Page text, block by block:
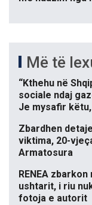
Më të
“Kthehu në
sociale ndaj
Je mysafir
Zbardhen
viktima, 20-
Armatosura
RENEA
ushtarit, i riu
fotoja e autorit